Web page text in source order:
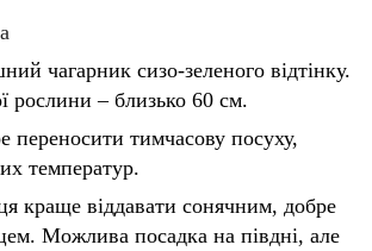
чагарник сизо-зеленого відтінку.
рослини – близько 60 см.
переносити тимчасову посуху,
температур.
краще віддавати сонячним, добре
Можлива посадка на півдні, але